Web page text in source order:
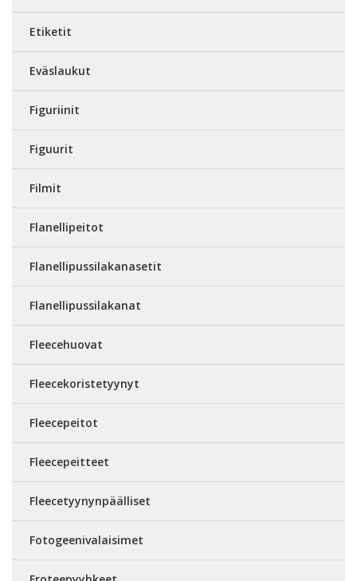
Etiketit
Eväslaukut
Figuriinit
Figuurit
Filmit
Flanellipeitot
Flanellipussilakanasetit
Flanellipussilakanat
Fleecehuovat
Fleecekoristetyynyt
Fleecepeitot
Fleecepeitteet
Fleecetyynynpäälliset
Fotogeenivalaisimet